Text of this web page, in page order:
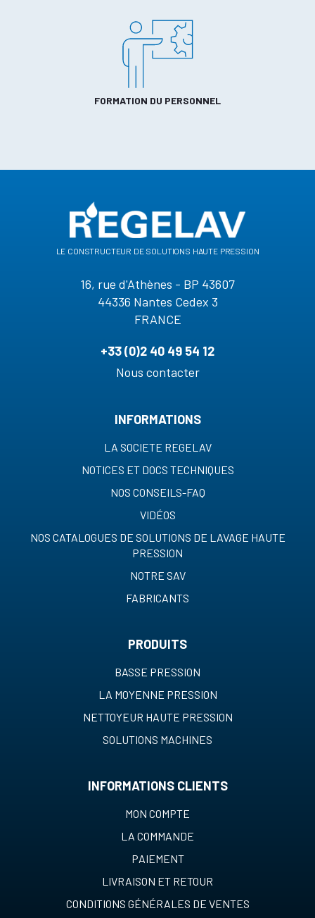
FORMATION DU PERSONNEL
le constructeur de solutions haute pression
16, rue d'Athènes - BP 43607
44336 Nantes Cedex 3
FRANCE
+33 (0)2 40 49 54 12
Nous contacter
INFORMATIONS
LA SOCIETE REGELAV
NOTICES ET DOCS TECHNIQUES
NOS CONSEILS-FAQ
VIDÉOS
NOS CATALOGUES DE SOLUTIONS DE LAVAGE HAUTE
PRESSION
NOTRE SAV
FABRICANTS
PRODUITS
BASSE PRESSION
LA MOYENNE PRESSION
NETTOYEUR HAUTE PRESSION
SOLUTIONS MACHINES
INFORMATIONS CLIENTS
MON COMPTE
LA COMMANDE
PAIEMENT
LIVRAISON ET RETOUR
CONDITIONS GÉNÉRALES DE VENTES